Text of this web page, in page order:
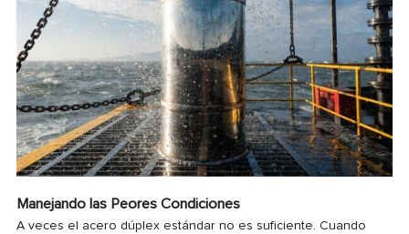
Manejando las Peores Condiciones
A veces el acero dúplex estándar no es suficiente. Cuando